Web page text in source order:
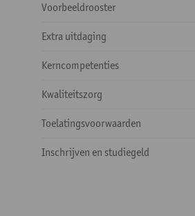
Voorbeeldrooster
Extra uitdaging
Kerncompetenties
Kwaliteitszorg
Toelatingsvoorwaarden
Inschrijven en studiegeld